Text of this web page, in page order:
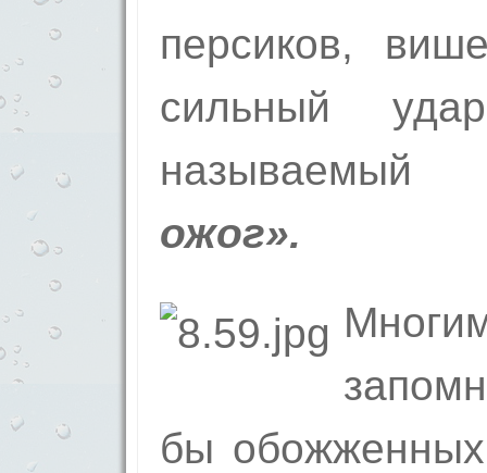
персиков,
сильный
ожог».
бы